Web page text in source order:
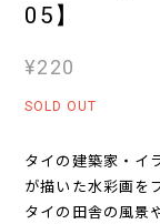
05】
¥220
SOLD OUT
タイの建築家・イ
が描いた水彩画を
タイの田舎の風景